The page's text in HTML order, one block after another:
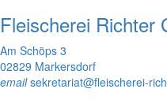
Fleischerei Richter
Am Schöps 3
02829 Markersdorf
emailsekretariat@fleischerei-